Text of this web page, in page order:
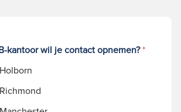
kantoor wil je contact opnemen?*